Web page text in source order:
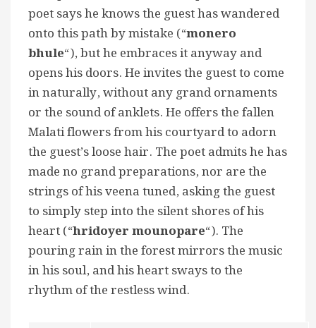
poet says he knows the guest has wandered
onto this path by mistake (“monero
bhule“), but he embraces it anyway and
opens his doors. He invites the guest to come
in naturally, without any grand ornaments
or the sound of anklets. He offers the fallen
Malati flowers from his courtyard to adorn
the guest’s loose hair. The poet admits he has
made no grand preparations, nor are the
strings of his veena tuned, asking the guest
to simply step into the silent shores of his
heart (“hridoyer mounopare“). The
pouring rain in the forest mirrors the music
in his soul, and his heart sways to the
rhythm of the restless wind.